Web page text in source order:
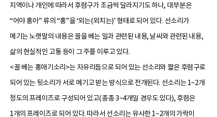
지역이나 개인에 따라서 후렴구가 조금씩 달라지기도 하나, 대부분은
“어야 홍아” 류의 “홍”을 ‘외는(외치는)’ 형태로 되어 있다. 선소리가
메기는 노랫말의 내용은 꼴을 베는 일과 관련된 내용, 날씨와 관련된 내용,
삶의 현실적인 고통 등이 그 주를 이루고 있다.
<꼴 베는 홍애기소리>는 자유리듬으로 되어 있는 선소리와 짧은 후렴구로
되어 있는 뒷소리가 서로 메기고 받는 방식으로 전개된다. 선소리는 1~2개
정도의 프레이즈로 구성되어 있고(종종 3~4개일 경우도 있다), 후렴은
1개의 프레이즈로 되어 있다. 따라서 선소리는 유사한 1~2개의 가락이